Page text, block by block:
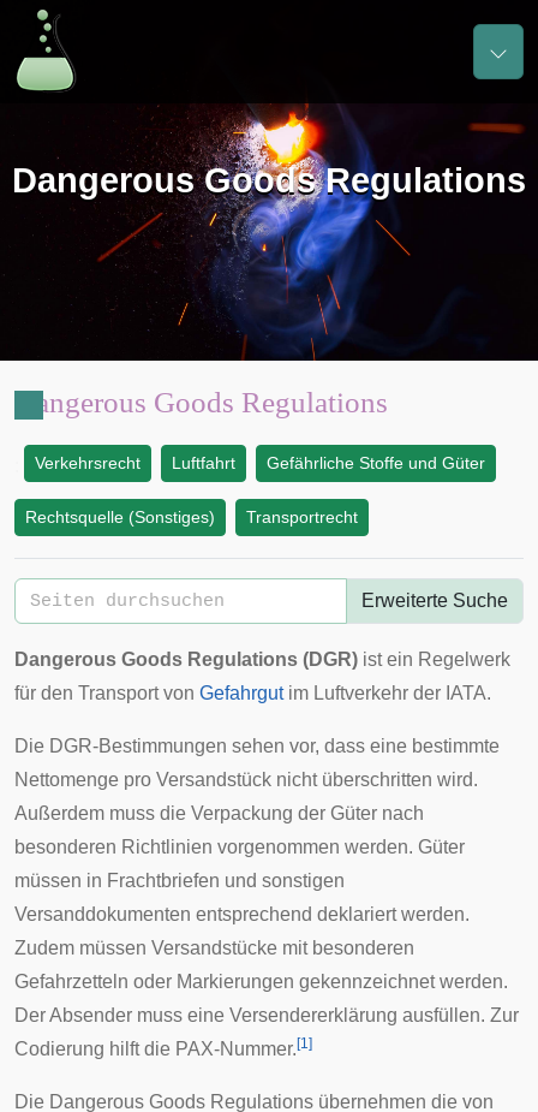
Dangerous Goods Regulations
Dangerous Goods Regulations
Verkehrsrecht Luftfahrt Gefährliche Stoffe und Güter
Rechtsquelle (Sonstiges) Transportrecht
Erweiterte Suche
Dangerous Goods Regulations (DGR) ist ein Regelwerk
für den Transport von Gefahrgutim Luftverkehr der IATA.
Die DGR-Bestimmungen sehen vor, dass eine bestimmte
Nettomenge pro Versandstück nicht überschritten wird.
Außerdem muss die Verpackung der Güter nach
besonderen Richtlinien vorgenommen werden. Güter
müssen in Frachtbriefen und sonstigen
Versanddokumenten entsprechend deklariert werden.
Zudem müssen Versandstücke mit besonderen
Gefahrzetteln oder Markierungen gekennzeichnet werden.
Der Absender muss eine Versendererklärung ausfüllen. Zur
Codierung hilft die PAX-Nummer. [1]
Die Dangerous Goods Regulations übernehmen die von